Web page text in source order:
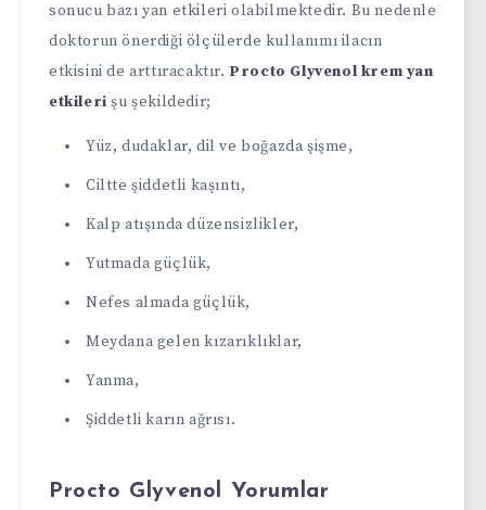
sonucu bazı yan etkileri olabilmektedir. Bu nedenle
doktorun önerdiği ölçülerde kullanımı ilacın
etkisini de arttıracaktır. Procto Glyvenol krem yan
etkileri şu şekildedir;
Yüz, dudaklar, dil ve boğazda şişme,
Ciltte şiddetli kaşıntı,
Kalp atışında düzensizlikler,
Yutmada güçlük,
Nefes almada güçlük,
Meydana gelen kızarıklıklar,
Yanma,
Şiddetli karın ağrısı.
Procto Glyvenol Yorumlar